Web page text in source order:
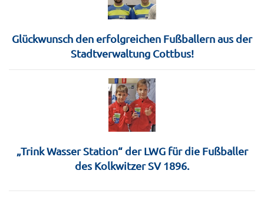
Glückwunsch den erfolgreichen Fußballern aus der
Stadtverwaltung Cottbus!
„Trink Wasser Station“ der LWG für die Fußballer
des Kolkwitzer SV 1896.